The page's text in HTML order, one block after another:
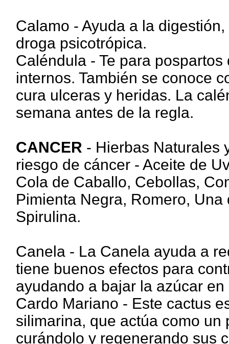
Calamo - Ayuda a la
droga psicotrópica.
Caléndula - Te para
internos. También se conoce
cura ulceras y heridas. La
semana antes de la regla.
CANCER - Hierbas Naturales
riesgo de cáncer - Aceite de
Cola de Caballo, Cebollas,
Pimienta Negra, Romero,
Spirulina.
Canela - La Canela ayuda a
tiene buenos efectos para
ayudando a bajar la azúcar en
Cardo Mariano - Este cactus
silimarina, que actúa como
curándolo y regenerando sus